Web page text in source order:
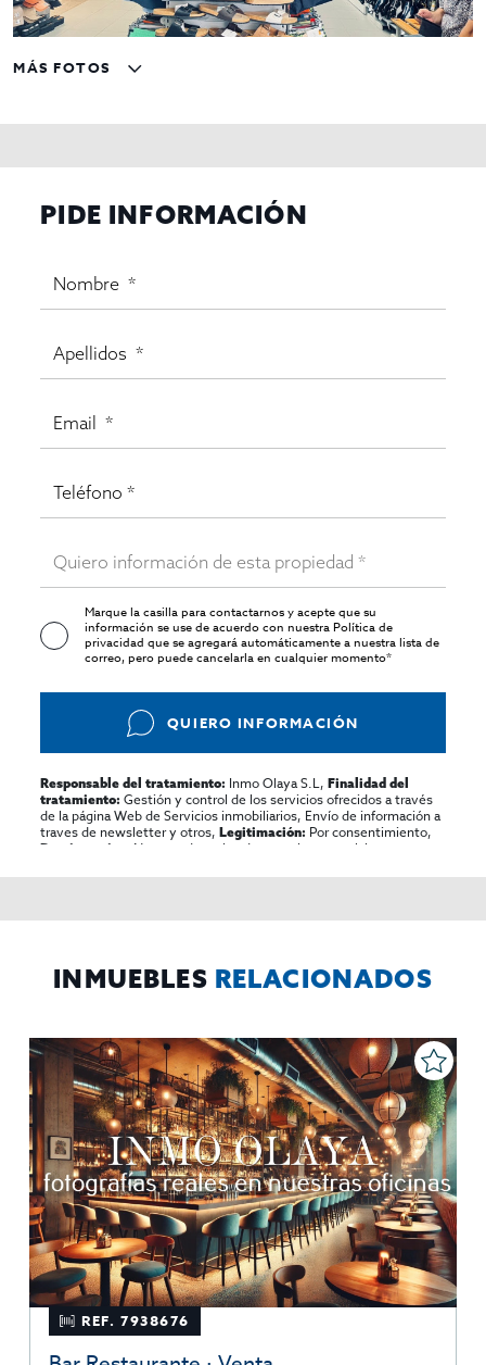
MÁS FOTOS
PIDE INFORMACIÓN
Marque la casilla para contactarnos y acepte que su
información se use de acuerdo con nuestraPolítica de
privacidadque se agregará automáticamente a nuestra lista de
correo, pero puede cancelarla en cualquier momento*
QUIERO INFORMACIÓN
Responsable del tratamiento: Inmo Olaya S.L,Finalidad del
tratamiento: Gestión y control de los servicios ofrecidos a través
de la página Web de Servicios inmobiliarios, Envío de información a
traves de newsletter y otros,Legitimación: Por consentimiento,
Destinatarios:
No se cederan los datos, salvo para elaborar
rectificar y suprimir los datos, solicitar la portabilidad de los
INMUEBLES RELACIONADOS
REF. 7938676